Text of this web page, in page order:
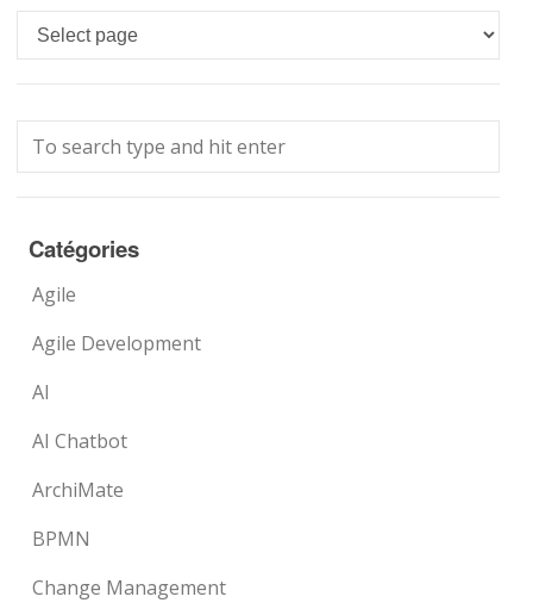
Languages
Catégories
Agile
Agile Development
AI
AI Chatbot
ArchiMate
BPMN
Change Management